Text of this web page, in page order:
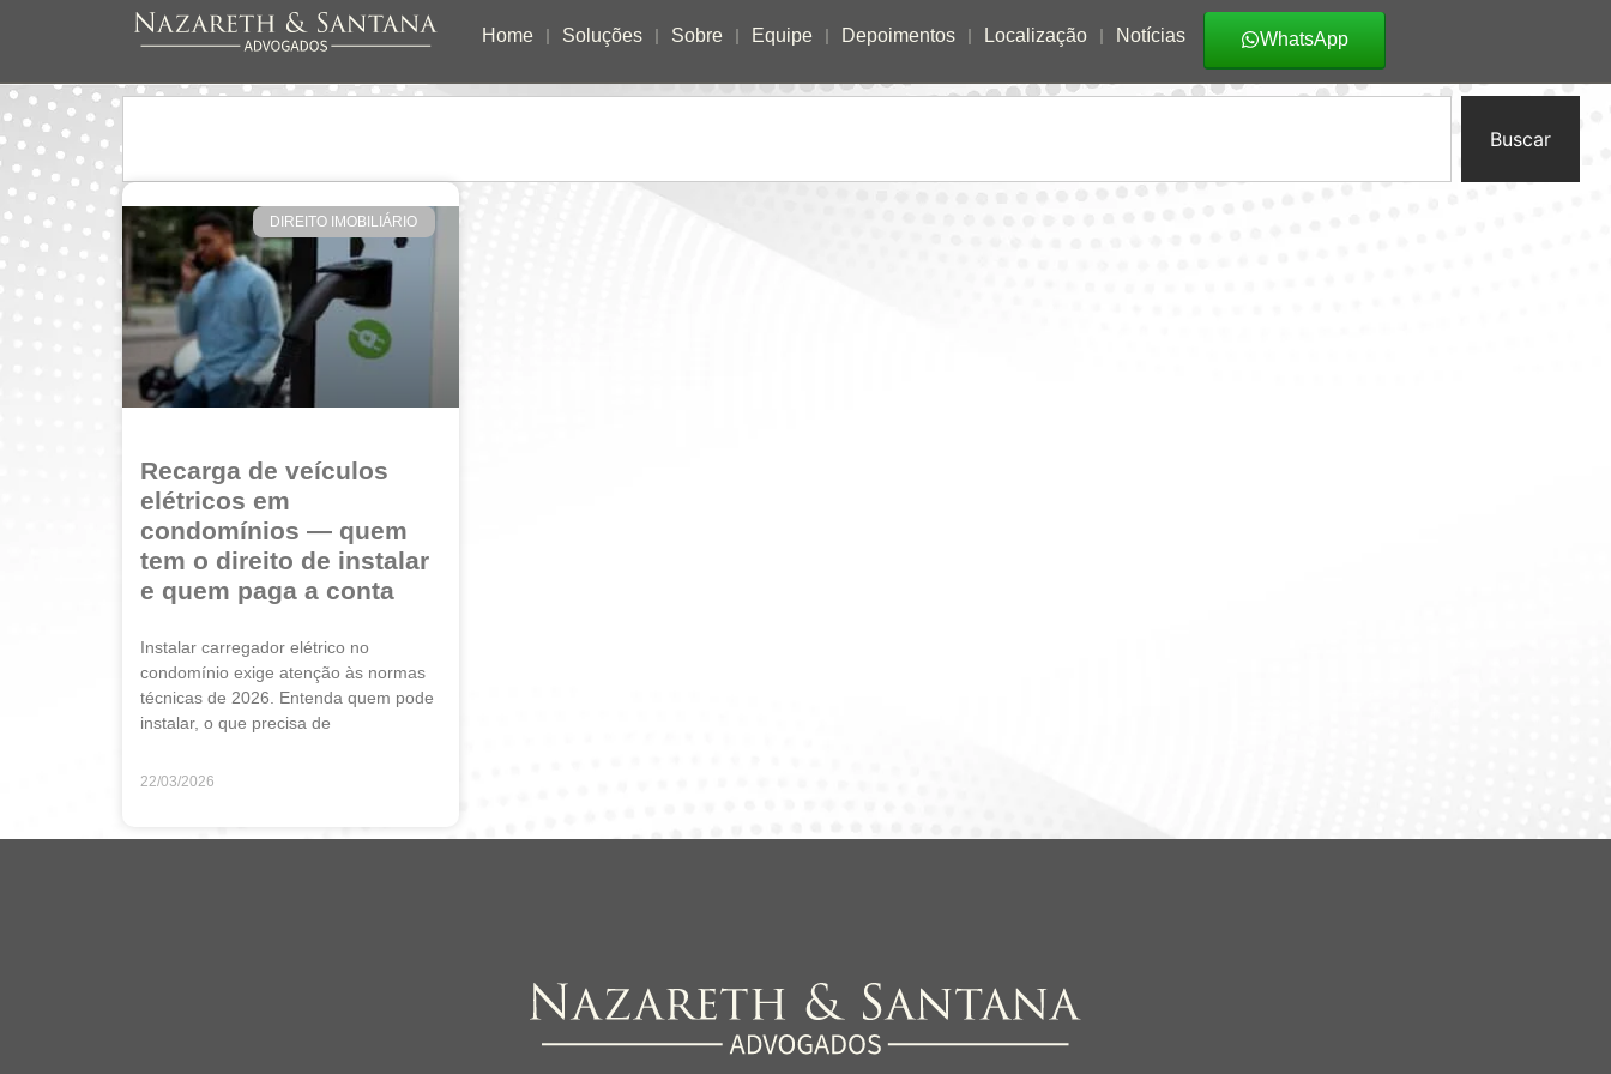
Home Soluções Sobre Equipe Depoimentos Localização Notícias WhatsApp
Buscar
DIREITO IMOBILIÁRIO
Recarga de veículos
elétricos em
condomínios — quem
tem o direito de instalar
e quem paga a conta
Instalar carregador elétrico no
condomínio exige atenção às normas
técnicas de 2026. Entenda quem pode
instalar, o que precisa de
22/03/2026